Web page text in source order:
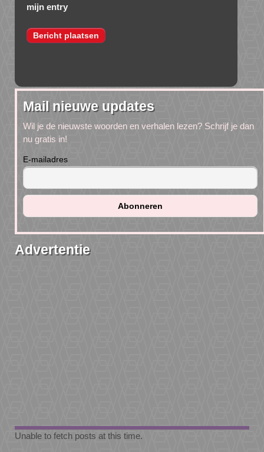
mijn entry
Mail nieuwe updates
Wil je de nieuwste woorden en verhalen lezen? Schrijf je dan
nu gratis in!
E-mailadres
Advertentie
Unable to fetch posts at this time.